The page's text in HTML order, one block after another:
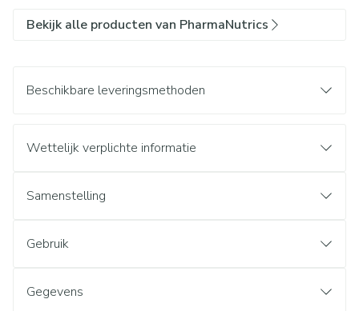
Bekijk alle producten van PharmaNutrics
Beschikbare leveringsmethoden
Wettelijk verplichte informatie
Samenstelling
Gebruik
Gegevens